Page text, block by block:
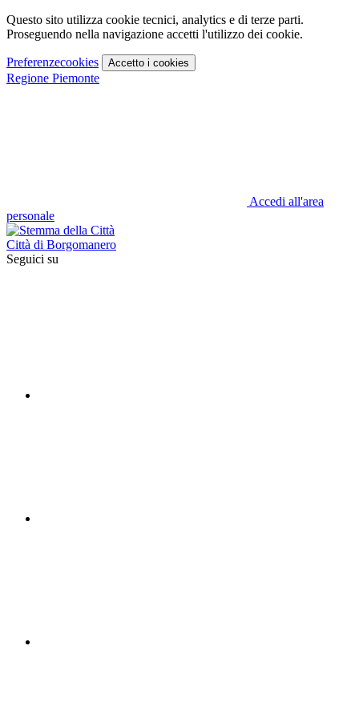
Questo sito utilizza cookie tecnici, analytics e di terze parti.
Proseguendo nella navigazione accetti l'utilizzo dei cookie.
Preferenzecookies Accetto i cookies
Regione Piemonte
Accedi all'area
personale
Città di Borgomanero
Seguici su